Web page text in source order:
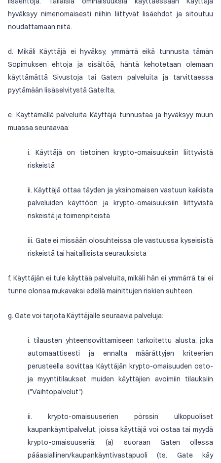
hyväksyy nimenomaisesti niihin liittyvät lisäehdot ja sitoutuu
noudattamaan niitä.
d. Mikäli Käyttäjä ei hyväksy, ymmärrä eikä tunnusta tämän
Sopimuksen ehtoja ja sisältöä, häntä kehotetaan olemaan
käyttämättä Sivustoja tai Gate:n palveluita ja tarvittaessa
pyytämään lisäselvitystä Gate:lta.
e. Käyttämällä palveluita Käyttäjä tunnustaa ja hyväksyy muun
muassa seuraavaa:
i. Käyttäjä on tietoinen krypto-omaisuuksiin liittyvistä
riskeistä
ii. Käyttäjä ottaa täyden ja yksinomaisen vastuun kaikista
palveluiden käyttöön ja krypto-omaisuuksiin liittyvistä
riskeistä ja toimenpiteistä
iii. Gate ei missään olosuhteissa ole vastuussa kyseisistä
riskeistä tai haitallisista seurauksista
f. Käyttäjän ei tule käyttää palveluita, mikäli hän ei ymmärrä tai ei
tunne olonsa mukavaksi edellä mainittujen riskien suhteen.
g. Gate voi tarjota Käyttäjälle seuraavia palveluja:
i. tilausten yhteensovittamiseen tarkoitettu alusta, joka
automaattisesti ja ennalta määrättyjen kriteerien
perusteella sovittaa Käyttäjän krypto-omaisuuden osto-
ja myyntitilaukset muiden käyttäjien avoimiin tilauksiin
("Vaihtopalvelut")
ii. krypto-omaisuuserien pörssin ulkopuoliset
kaupankäyntipalvelut, joissa käyttäjä voi ostaa tai myydä
krypto-omaisuuseriä: (a) suoraan Gaten ollessa
pääasiallinen/kaupankäyntivastapuoli (ts. Gate käy